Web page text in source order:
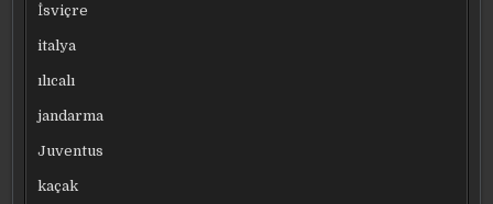
İsviçre
italya
ılıcalı
jandarma
Juventus
kaçak